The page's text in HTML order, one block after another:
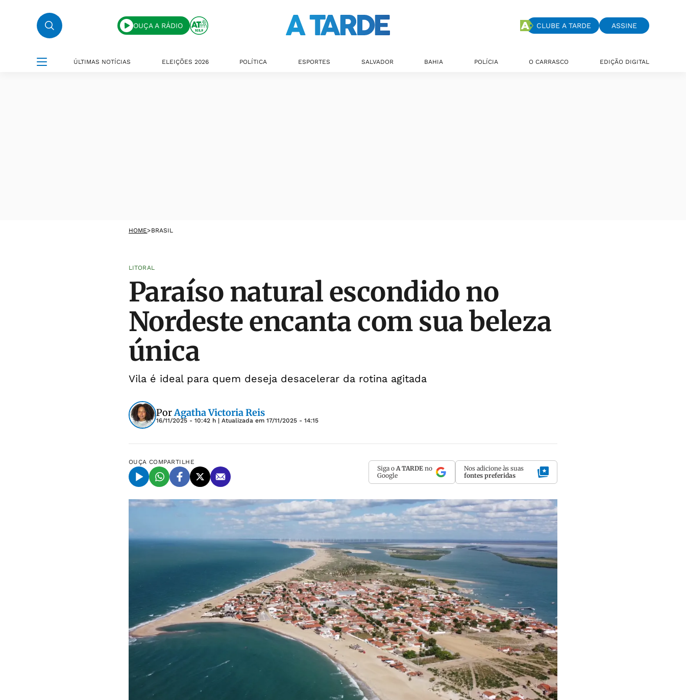
OUÇA A RÁDIO CLUBE A TARDE ASSINE
ÚLTIMAS NOTÍCIAS ELEIÇÕES 2026 POLÍTICA ESPORTES SALVADOR BAHIA POLÍCIA O CARRASCO EDIÇÃO DIGITAL
HOME>BRASIL
LITORAL
Paraíso natural escondido no
Nordeste encanta com sua beleza
única
Vila é ideal para quem deseja desacelerar da rotina agitada
PorAgatha Victoria Reis
16/11/2025 - 10:42 h | Atualizada em 17/11/2025 - 14:15
OUÇA COMPARTILHE
Siga o A TARDE no
Google
Nos adicione às suas
fontes preferidas